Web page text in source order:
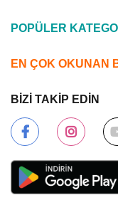
POPÜLER
EN ÇOK OKUNAN
BİZİ TAKİP EDİN